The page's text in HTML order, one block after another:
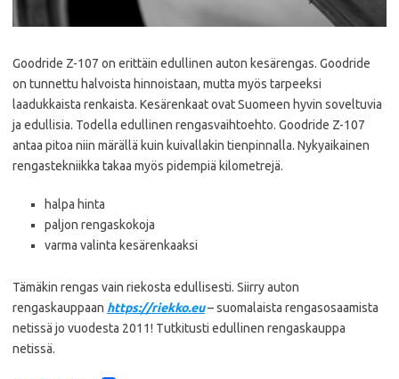
Goodride Z-107 on erittäin edullinen auton kesärengas. Goodride
on tunnettu halvoista hinnoistaan, mutta myös tarpeeksi
laadukkaista renkaista. Kesärenkaat ovat Suomeen hyvin soveltuvia
ja edullisia. Todella edullinen rengasvaihtoehto. Goodride Z-107
antaa pitoa niin märällä kuin kuivallakin tienpinnalla. Nykyaikainen
rengastekniikka takaa myös pidempiä kilometrejä.
halpa hinta
paljon rengaskokoja
varma valinta kesärenkaaksi
Tämäkin rengas vain riekosta edullisesti. Siirry auton
rengaskauppaan https://riekko.eu– suomalaista rengasosaamista
netissä jo vuodesta 2011! Tutkitusti edullinen rengaskauppa
netissä.